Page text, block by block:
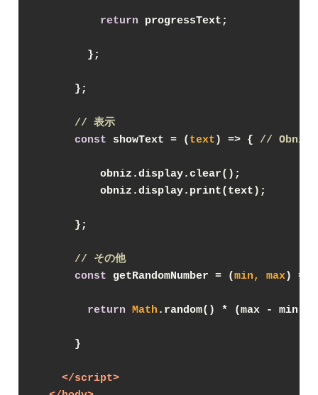
return progressText;
        };
      };
// 表示
const showText = (text) => { // Obniz
          obniz.display.clear();
          obniz.display.print(text);
      };
// その他
const getRandomNumber = (min, max) =>
return Math .random() * (max - min)
      }
</script>